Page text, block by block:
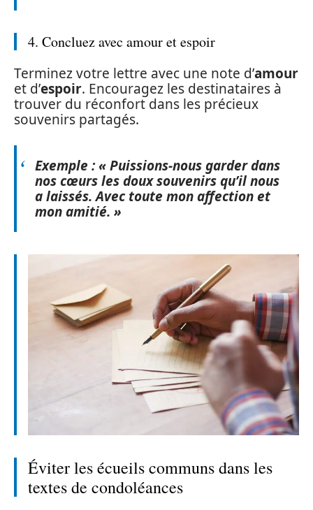
4. Concluez avec amour et espoir
Terminez votre lettre avec une note d’amour
et d’espoir. Encouragez les destinataires à
trouver du réconfort dans les précieux
souvenirs partagés.
Exemple : « Puissions-nous garder dans
nos cœurs les doux souvenirs qu’il nous
a laissés. Avec toute mon affection et
mon amitié. »
Éviter les écueils communs dans les
textes de condoléances